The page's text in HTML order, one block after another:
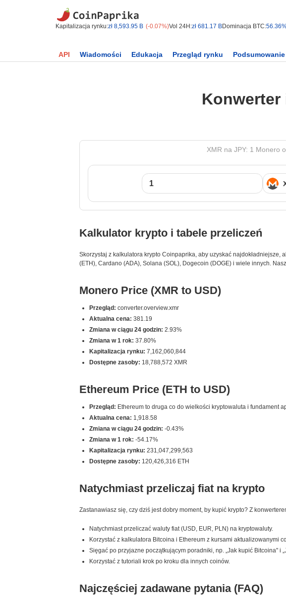
Kapitalizacja rynku:zł 8,593.95 B (-0.07%)Vol 24H:zł 681.17 BDominacja BTC:
API Wiadomości Edukacja Przegląd rynku
XMR na JPY: 1 Monero
Kalkulator krypto i tabele przeliczeń
Skorzystaj z kalkulatora krypto Coinpaprika, aby uzyskać
(ETH), Cardano (ADA), Solana (SOL), Dogecoin (DOGE) i wiele innych.
Monero Price (XMR to USD)
Przegląd: converter.overview.xmr
Aktualna cena: 381.19
Zmiana w ciągu 24 godzin: 2.93%
Zmiana w 1 rok: 37.80%
Kapitalizacja rynku: 7,162,060,844
Dostępne zasoby: 18,788,572 XMR
Ethereum Price (ETH to USD)
Przegląd: Ethereum to druga co do wielkości kryptowaluta i fundament
Aktualna cena: 1,918.58
Zmiana w ciągu 24 godzin: -0.43%
Zmiana w 1 rok: -54.17%
Kapitalizacja rynku: 231,047,299,563
Dostępne zasoby: 120,426,316 ETH
Natychmiast przeliczaj fiat na krypto
Zastanawiasz się, czy dziś jest dobry moment, by kupić krypto? Z
Natychmiast przeliczać waluty fiat (USD, EUR, PLN) na kryptowaluty.
Korzystać z kalkulatora Bitcoina i Ethereum z kursami aktualizowanymi
Sięgać po przyjazne początkującym poradniki, np. „Jak kupić Bitcoina" i
Korzystać z tutoriali krok po kroku dla innych coinów.
Najczęściej zadawane pytania (FAQ)